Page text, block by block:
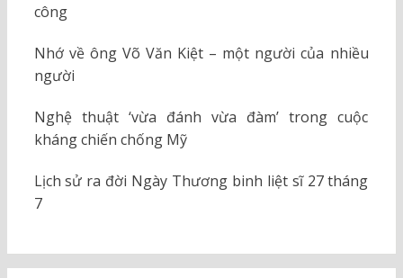
công
Nhớ về ông Võ Văn Kiệt – một người của nhiều
người
Nghệ thuật ‘vừa đánh vừa đàm’ trong cuộc
kháng chiến chống Mỹ
Lịch sử ra đời Ngày Thương binh liệt sĩ 27 tháng
7